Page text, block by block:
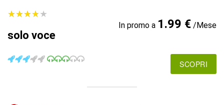
★★★★★
★★★★★
solo voce
In promo a 1.99 €/Mese
SCOPRI